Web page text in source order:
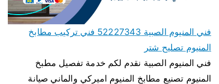
فني المنيوم الصبية 52227343 فني تركيب مطابخ
المنيوم تصليح شتر
فني المنيوم الصبية نقدم لكم خدمة تفصيل مطبخ
المنيوم تصنيع مطابخ المنيوم اميركي والماني صيانة